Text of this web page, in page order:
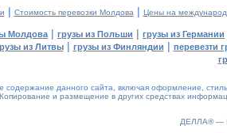
| Стоимость перевозки Молдова | Цены на
Молдова | грузы из Польши | грузы из Германии
из Литвы| грузы из Финляндии | перевезти
данного сайта, включая оформление,
Копирование и размещение в других средствах
ДЕЛЛА® —